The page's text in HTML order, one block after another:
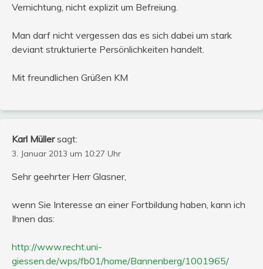
Vernichtung, nicht explizit um Befreiung.
Man darf nicht vergessen das es sich dabei um stark
deviant strukturierte Persönlichkeiten handelt.
Mit freundlichen Grüßen KM
Karl Müller sagt:
3. Januar 2013 um 10:27 Uhr
Sehr geehrter Herr Glasner,
wenn Sie Interesse an einer Fortbildung haben, kann ich
Ihnen das:
http://www.recht.uni-
giessen.de/wps/fb01/home/Bannenberg/1001965/